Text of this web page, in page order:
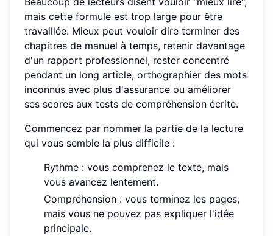
mais cette formule est trop large pour être
travaillée. Mieux peut vouloir dire terminer des
chapitres de manuel à temps, retenir davantage
d'un rapport professionnel, rester concentré
pendant un long article, orthographier des mots
inconnus avec plus d'assurance ou améliorer
ses scores aux tests de compréhension écrite.
Commencez par nommer la partie de la lecture
qui vous semble la plus difficile :
Rythme : vous comprenez le texte, mais
vous avancez lentement.
Compréhension : vous terminez les pages,
mais vous ne pouvez pas expliquer l'idée
principale.